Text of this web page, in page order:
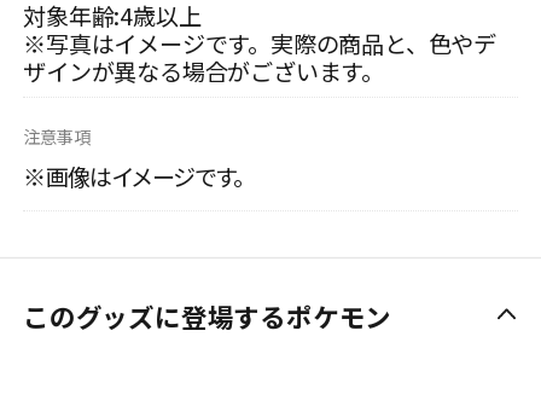
対象年齢:4歳以上
※写真はイメージです。実際の商品と、色やデ
ザインが異なる場合がございます。
注意事項
※画像はイメージです。
このグッズに登場するポケモン